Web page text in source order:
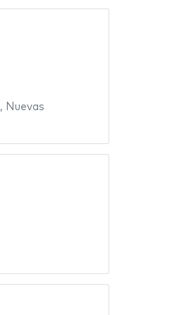
, Nuevas